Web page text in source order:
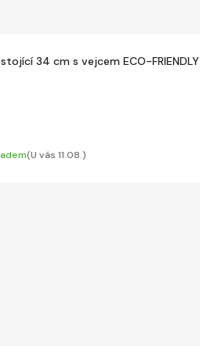
34 cm s vejcem ECO-FRIENDLY
(U vás 11.08.)